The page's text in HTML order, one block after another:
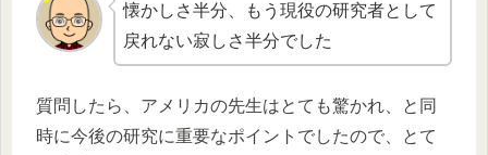
懐かしさ半分、もう現役の研究者として
戻れない寂しさ半分でした
質問したら、アメリカの先生はとても驚かれ、と同
時に今後の研究に重要なポイントでしたので、とて